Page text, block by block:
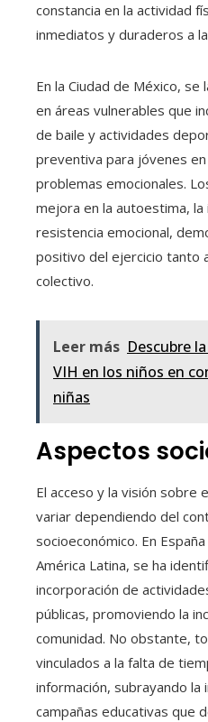
constancia en la actividad
inmediatos y duraderos a
En la Ciudad de México,
en áreas vulnerables que
de baile y actividades
preventiva para jóvenes
problemas emocionales.
mejora en la autoestima, la
resistencia emocional,
positivo del ejercicio tanto
colectivo.
Leer más Descubre
VIH en los niños en
niñas
Aspectos
El acceso y la visión sobre
variar dependiendo del
socioeconómico. En
América Latina, se ha
incorporación de
públicas, promoviendo la
comunidad. No obstante,
vinculados a la falta de
información, subrayando
campañas educativas que